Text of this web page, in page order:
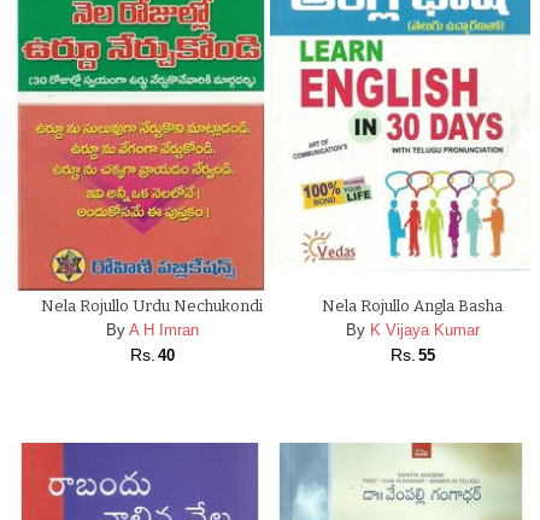
Nela Rojullo Urdu Nechukondi
By A H Imran
Rs. 40
Nela Rojullo Angla Basha
By K Vijaya Kumar
Rs. 55